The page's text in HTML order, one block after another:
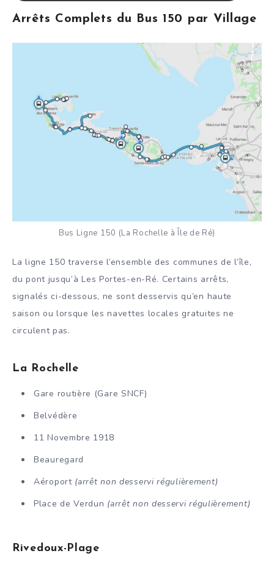
Arrêts Complets du Bus 150 par Village
Bus Ligne 150 (La Rochelle à Île de Ré)
La ligne 150 traverse l’ensemble des communes de l’île,
du pont jusqu’à Les Portes-en-Ré. Certains arrêts,
signalés ci-dessous, ne sont desservis qu’en haute
saison ou lorsque les navettes locales gratuites ne
circulent pas.
La Rochelle
Gare routière (Gare SNCF)
Belvédère
11 Novembre 1918
Beauregard
Aéroport (arrêt non desservi régulièrement)
Place de Verdun (arrêt non desservi régulièrement)
Rivedoux-Plage